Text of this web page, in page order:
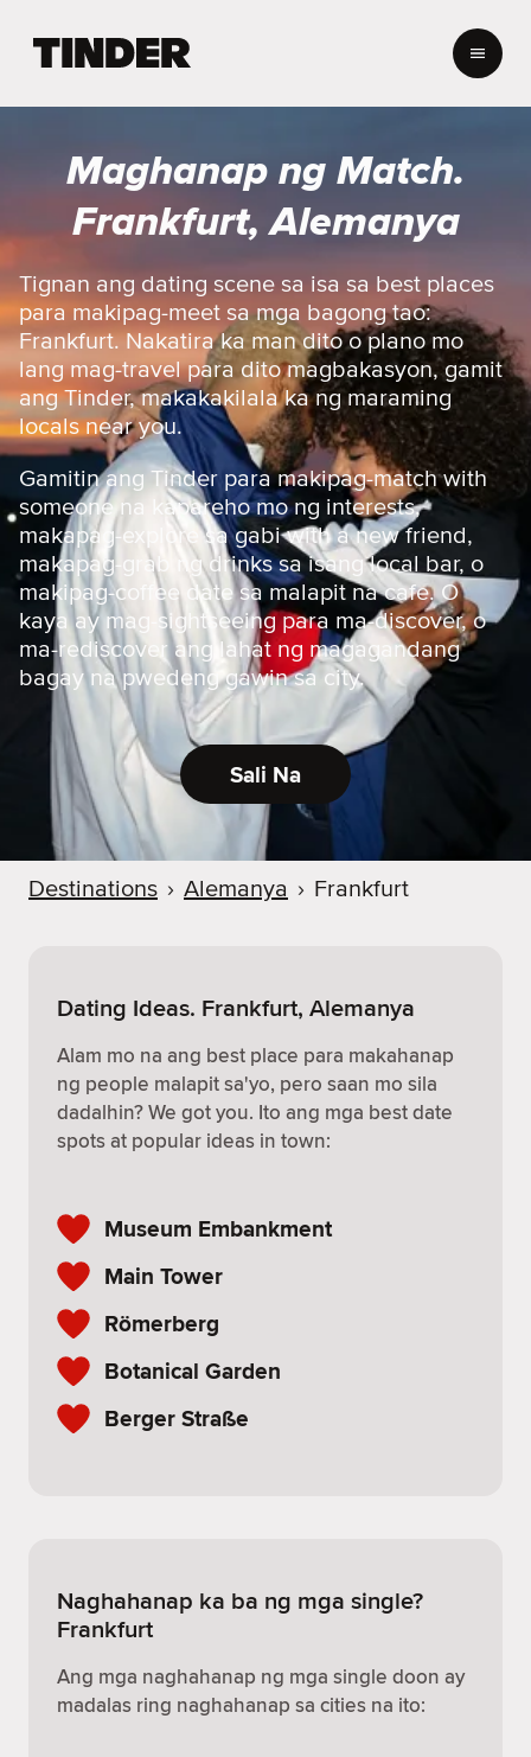
r
o
e
Maghanap ng Match.
Frankfurt, Alemanya
Tignan ang dating scene sa isa sa best places
para makipag-meet sa mga bagong tao:
Frankfurt. Nakatira ka man dito o plano mo
lang mag-travel para dito magbakasyon, gamit
ang Tinder, makakakilala ka ng maraming
locals near you.
Gamitin ang Tinder para makipag-match with
someone na kapareho mo ng interests,
makapag-explore sa gabi with a new friend,
makapag-grab ng drinks sa isang local bar, o
makipag-coffee date sa malapit na cafe. O
kaya ay mag-sightseeing para ma-discover, o
ma-rediscover ang lahat ng magagandang
bagay na pwedeng gawin sa city.
Sali Na
Destinations › Alemanya › Frankfurt
Dating Ideas. Frankfurt, Alemanya
Alam mo na ang best place para makahanap
ng people malapit sa'yo, pero saan mo sila
dadalhin? We got you. Ito ang mga best date
spots at popular ideas in town:
Museum Embankment
Main Tower
Römerberg
Botanical Garden
Berger Straße
Naghahanap ka ba ng mga single?
Frankfurt
Ang mga naghahanap ng mga single doon ay
madalas ring naghahanap sa cities na ito: